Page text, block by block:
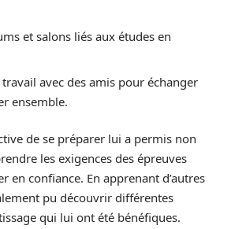
et salons liés aux études en
avec des amis pour échanger
ensemble.
de se préparer lui a permis non
les exigences des épreuves
en confiance. En apprenant d’autres
pu découvrir différentes
qui lui ont été bénéfiques.